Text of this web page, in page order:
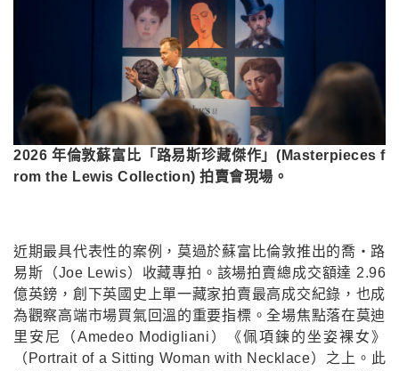
2026 年倫敦蘇富比「路易斯珍藏傑作」(Masterpieces f
rom the Lewis Collection) 拍賣會現場。
近期最具代表性的案例，莫過於蘇富比倫敦推出的喬・路
易斯（Joe Lewis）收藏專拍。該場拍賣總成交額達 2.96
億英鎊，創下英國史上單一藏家拍賣最高成交紀錄，也成
為觀察高端市場買氣回溫的重要指標。全場焦點落在莫迪
里安尼（Amedeo Modigliani）《佩項鍊的坐姿裸女》
（Portrait of a Sitting Woman with Necklace）之上。此